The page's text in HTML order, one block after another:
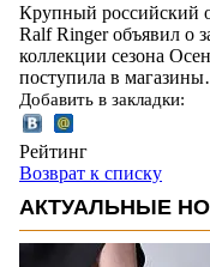
Крупный российский
Ralf Ringer объявил о
коллекции сезона
поступила в
Добавить в закладки:
Рейтинг
Возврат к списку
АКТУАЛЬНЫЕ